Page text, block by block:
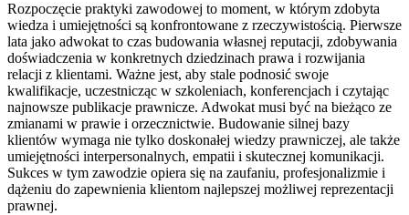
Rozpoczęcie praktyki zawodowej to moment, w którym zdobyta
wiedza i umiejętności są konfrontowane z rzeczywistością. Pierwsze
lata jako adwokat to czas budowania własnej reputacji, zdobywania
doświadczenia w konkretnych dziedzinach prawa i rozwijania
relacji z klientami. Ważne jest, aby stale podnosić swoje
kwalifikacje, uczestnicząc w szkoleniach, konferencjach i czytając
najnowsze publikacje prawnicze. Adwokat musi być na bieżąco ze
zmianami w prawie i orzecznictwie. Budowanie silnej bazy
klientów wymaga nie tylko doskonałej wiedzy prawniczej, ale także
umiejętności interpersonalnych, empatii i skutecznej komunikacji.
Sukces w tym zawodzie opiera się na zaufaniu, profesjonalizmie i
dążeniu do zapewnienia klientom najlepszej możliwej reprezentacji
prawnej.